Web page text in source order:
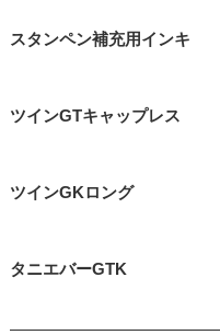
スタンペン補充用インキ
ツインGTキャップレス
ツインGKロング
タニエバーGTK